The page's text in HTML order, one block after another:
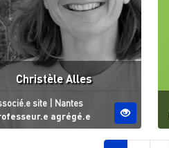
Christèle Alles
site Site ESO
Nantes
agrégé.e